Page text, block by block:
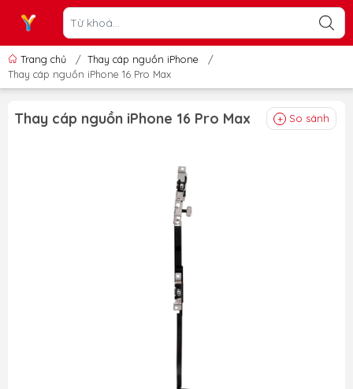
Trang chủ / Thay cáp nguồn iPhone
/
Thay cáp nguồn iPhone 16 Pro Max
Thay cáp nguồn iPhone 16 Pro Max So sánh